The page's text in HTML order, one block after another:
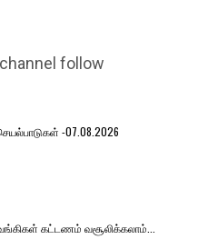
follow
-07.08.2026
கட்டணம் வசூலிக்கலாம்...